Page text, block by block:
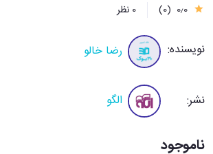
0٫0 (0) 0 نظر
نویسنده: رضا خالو
نشر: الگو
ناموجود